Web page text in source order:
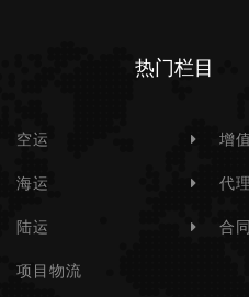
热门栏目
空运
海运
陆运
项目物流
增
代
合